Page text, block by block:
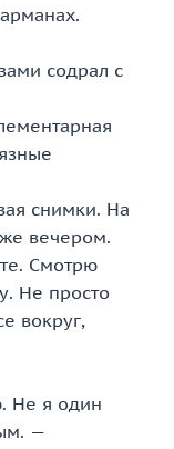
содрал с
снимки. На
вечером.
Смотрю
Не просто
вокруг,
Не я один
—